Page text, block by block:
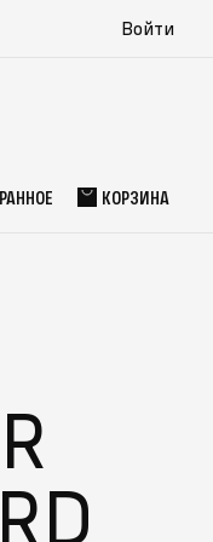
Войти
КОРЗИНА